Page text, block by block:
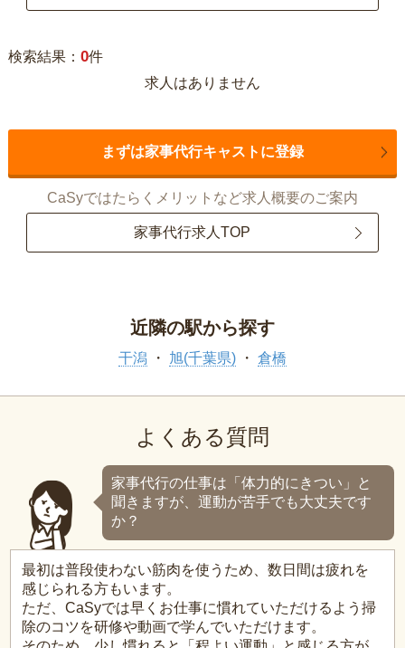
検索結果： 0件
求人はありません
まずは家事代行キャストに登録
CaSyではたらくメリットなど求人概要のご案内
家事代行求人TOP
近隣の駅から探す
干潟 旭(千葉県) 倉橋
よくある質問
家事代行の仕事は「体力的にきつい」と
聞きますが、運動が苦手でも大丈夫です
か？
最初は普段使わない筋肉を使うため、数日間は疲れを
感じられる方もいます。
ただ、CaSyでは早くお仕事に慣れていただけるよう掃
除のコツを研修や動画で学んでいただけます。